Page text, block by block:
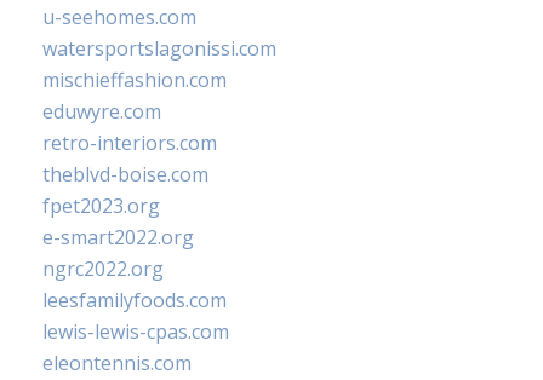
u-seehomes.com
watersportslagonissi.com
mischieffashion.com
eduwyre.com
retro-interiors.com
theblvd-boise.com
fpet2023.org
e-smart2022.org
ngrc2022.org
leesfamilyfoods.com
lewis-lewis-cpas.com
eleontennis.com